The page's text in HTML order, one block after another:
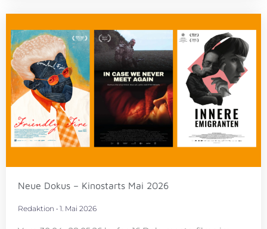
Neue Dokus – Kinostarts Mai 2026
Redaktion 1. Mai 2026